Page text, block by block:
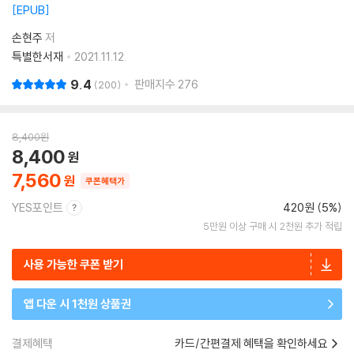
EPUB
손현주 저
특별한서재
2021.11.12.
9.4 200 판매지수 276
8,400원
7,560
8,400
쿠폰혜택가
YES포인트 420원 (5%)
5만원 이상 구매 시 2천원 추가 적립
사용 가능한 쿠폰 받기
앱 다운 시 1천원 상품권
결제혜택 카드/간편결제 혜택을 확인하세요